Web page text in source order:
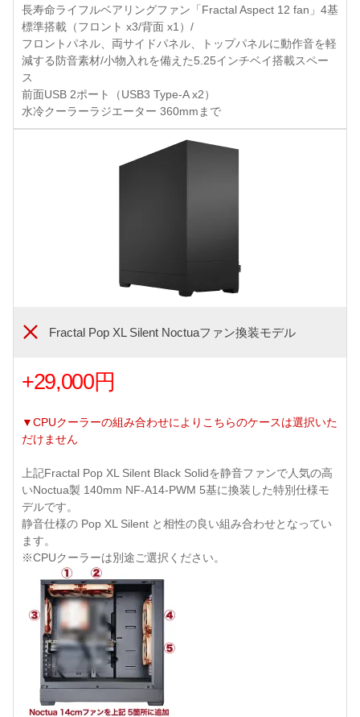
長寿命ライフルベアリングファン「Fractal Aspect 12 fan」4基
標準搭載（フロント x3/背面 x1）/
フロントパネル、両サイドパネル、トップパネルに動作音を軽
減する防音素材/小物入れを備えた5.25インチベイ搭載スペー
ス
前面USB 2ポート（USB3 Type-A x2）
水冷クーラーラジエーター 360mmまで
Fractal Pop XL Silent Noctuaファン換装モデル
+29,000円
▼CPUクーラーの組み合わせによりこちらのケースは選択いた
だけません
上記Fractal Pop XL Silent Black Solidを静音ファンで人気の高
いNoctua製 140mm NF-A14-PWM 5基に換装した特別仕様モ
デルです。
静音仕様の Pop XL Silent と相性の良い組み合わせとなってい
ます。
※CPUクーラーは別途ご選択ください。